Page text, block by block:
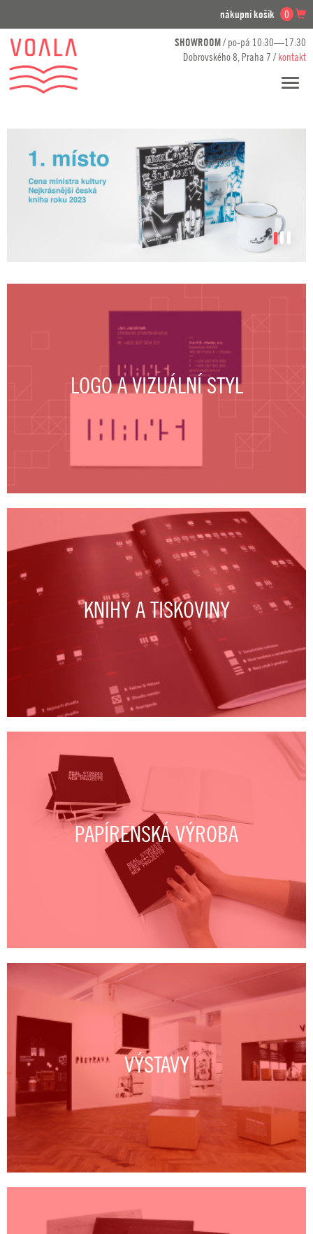
nákupní košík 0
SHOWROOM/ po-pá 10:30—17:30
Dobrovského 8, Praha 7 /kontakt
LOGO A VIZUÁLNÍ STYL
KNIHY A TISKOVINY
PAPÍRENSKÁ VÝROBA
VÝSTAVY